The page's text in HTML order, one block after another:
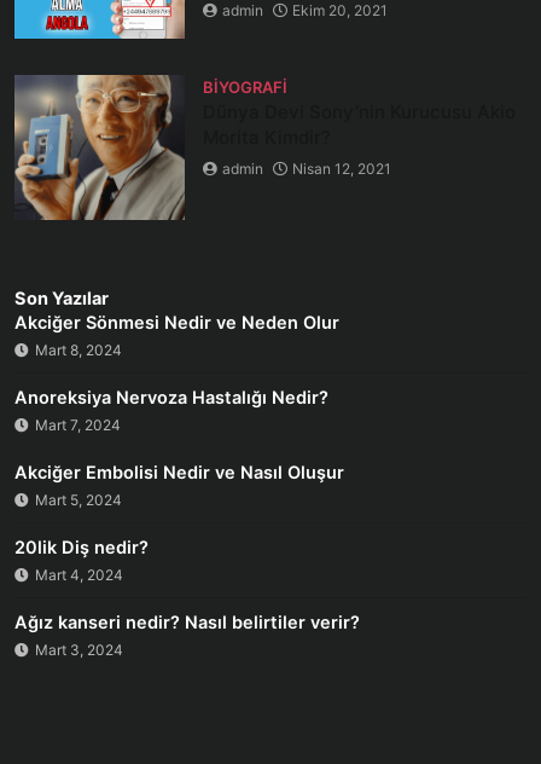
admin Ekim 20, 2021
BIYOGRAFI
admin Nisan 12, 2021
Son Yazılar
Akciğer Sönmesi Nedir ve Neden Olur
Mart 8, 2024
Anoreksiya Nervoza Hastalığı Nedir?
Mart 7, 2024
Akciğer Embolisi Nedir ve Nasıl Oluşur
Mart 5, 2024
20lik Diş nedir?
Mart 4, 2024
Ağız kanseri nedir? Nasıl belirtiler verir?
Mart 3, 2024